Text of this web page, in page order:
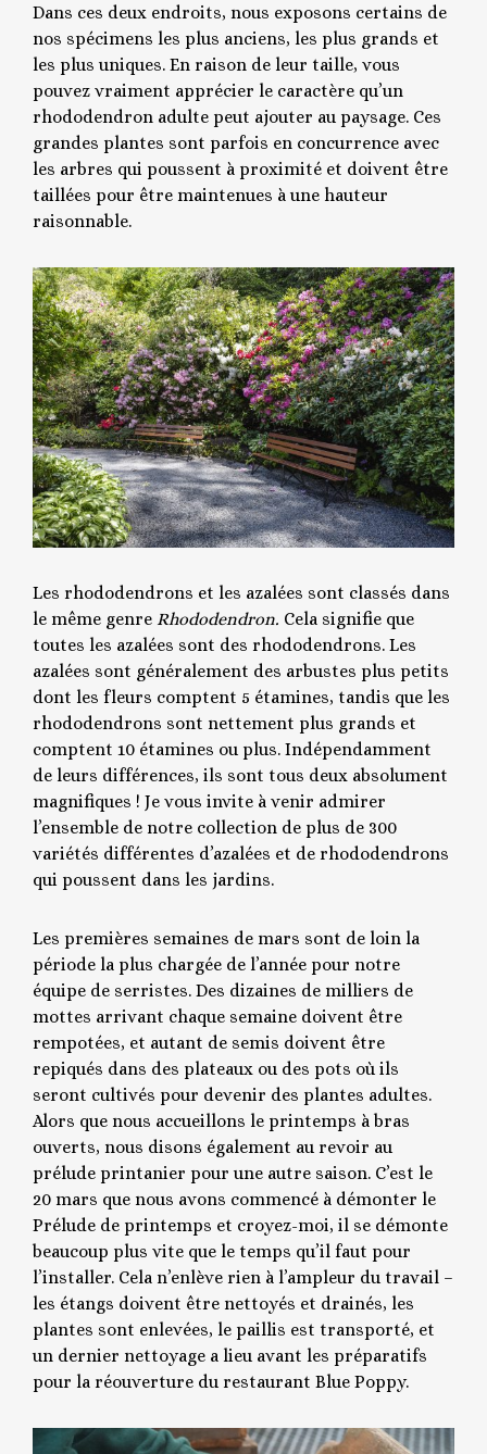
Dans ces deux endroits, nous exposons certains de
nos spécimens les plus anciens, les plus grands et
les plus uniques. En raison de leur taille, vous
pouvez vraiment apprécier le caractère qu’un
rhododendron adulte peut ajouter au paysage. Ces
grandes plantes sont parfois en concurrence avec
les arbres qui poussent à proximité et doivent être
taillées pour être maintenues à une hauteur
raisonnable.
Les rhododendrons et les azalées sont classés dans
le même genre Rhododendron. Cela signifie que
toutes les azalées sont des rhododendrons. Les
azalées sont généralement des arbustes plus petits
dont les fleurs comptent 5 étamines, tandis que les
rhododendrons sont nettement plus grands et
comptent 10 étamines ou plus. Indépendamment
de leurs différences, ils sont tous deux absolument
magnifiques ! Je vous invite à venir admirer
l’ensemble de notre collection de plus de 300
variétés différentes d’azalées et de rhododendrons
qui poussent dans les jardins.
Les premières semaines de mars sont de loin la
période la plus chargée de l’année pour notre
équipe de serristes. Des dizaines de milliers de
mottes arrivant chaque semaine doivent être
rempotées, et autant de semis doivent être
repiqués dans des plateaux ou des pots où ils
seront cultivés pour devenir des plantes adultes.
Alors que nous accueillons le printemps à bras
ouverts, nous disons également au revoir au
prélude printanier pour une autre saison. C’est le
20 mars que nous avons commencé à démonter le
Prélude de printemps et croyez-moi, il se démonte
beaucoup plus vite que le temps qu’il faut pour
l’installer. Cela n’enlève rien à l’ampleur du travail –
les étangs doivent être nettoyés et drainés, les
plantes sont enlevées, le paillis est transporté, et
un dernier nettoyage a lieu avant les préparatifs
pour la réouverture du restaurant Blue Poppy.